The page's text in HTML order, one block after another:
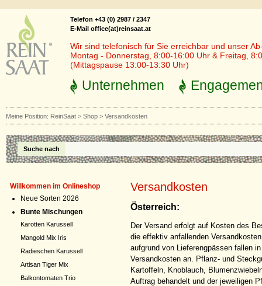
Telefon +43 (0) 2987 / 2347
E-Mail office(at)reinsaat.at
Wir sind telefonisch für Sie erreichbar und unser
Montag - Donnerstag, 8:00-16:00 Uhr & Freitag,
(Mittagspause 13:00-13:30 Uhr)
Unternehmen
Meine Position: ReinSaat > Shop > Versandkosten
Suche nach
Willkommen im Onlineshop
Neue Sorten 2026
Bunte Mischungen
Karotten Karussell
Mangold Mix Iris
Radieschen Karussell
Artisan Tiger Mix
Balkontomaten Trio
Versandkosten
Österreich:
Der Versand erfolgt auf Kosten des
die effektiv anfallenden
aufgrund von Lieferengpässen fallen
Versandkosten an. Pflanz- und
Kartoffeln, Knoblauch,
Auftrag behandelt und der jeweiligen